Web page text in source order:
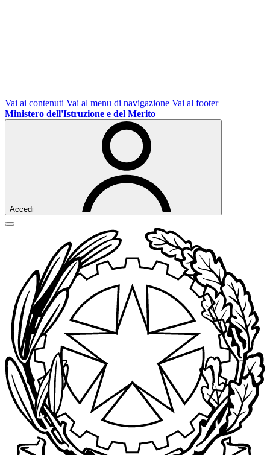
Vai ai contenuti Vai al menu di navigazione Vai al footer
Ministero dell'Istruzione e del Merito
Accedi